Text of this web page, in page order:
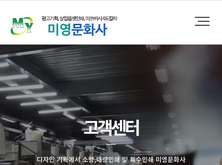
고객센터
디자인 기획에서 소량,대량인쇄 및 특수인쇄 미영문화사